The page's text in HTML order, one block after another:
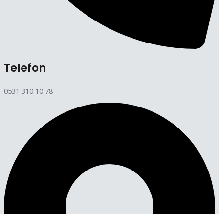
Telefon
0531 310 10 78